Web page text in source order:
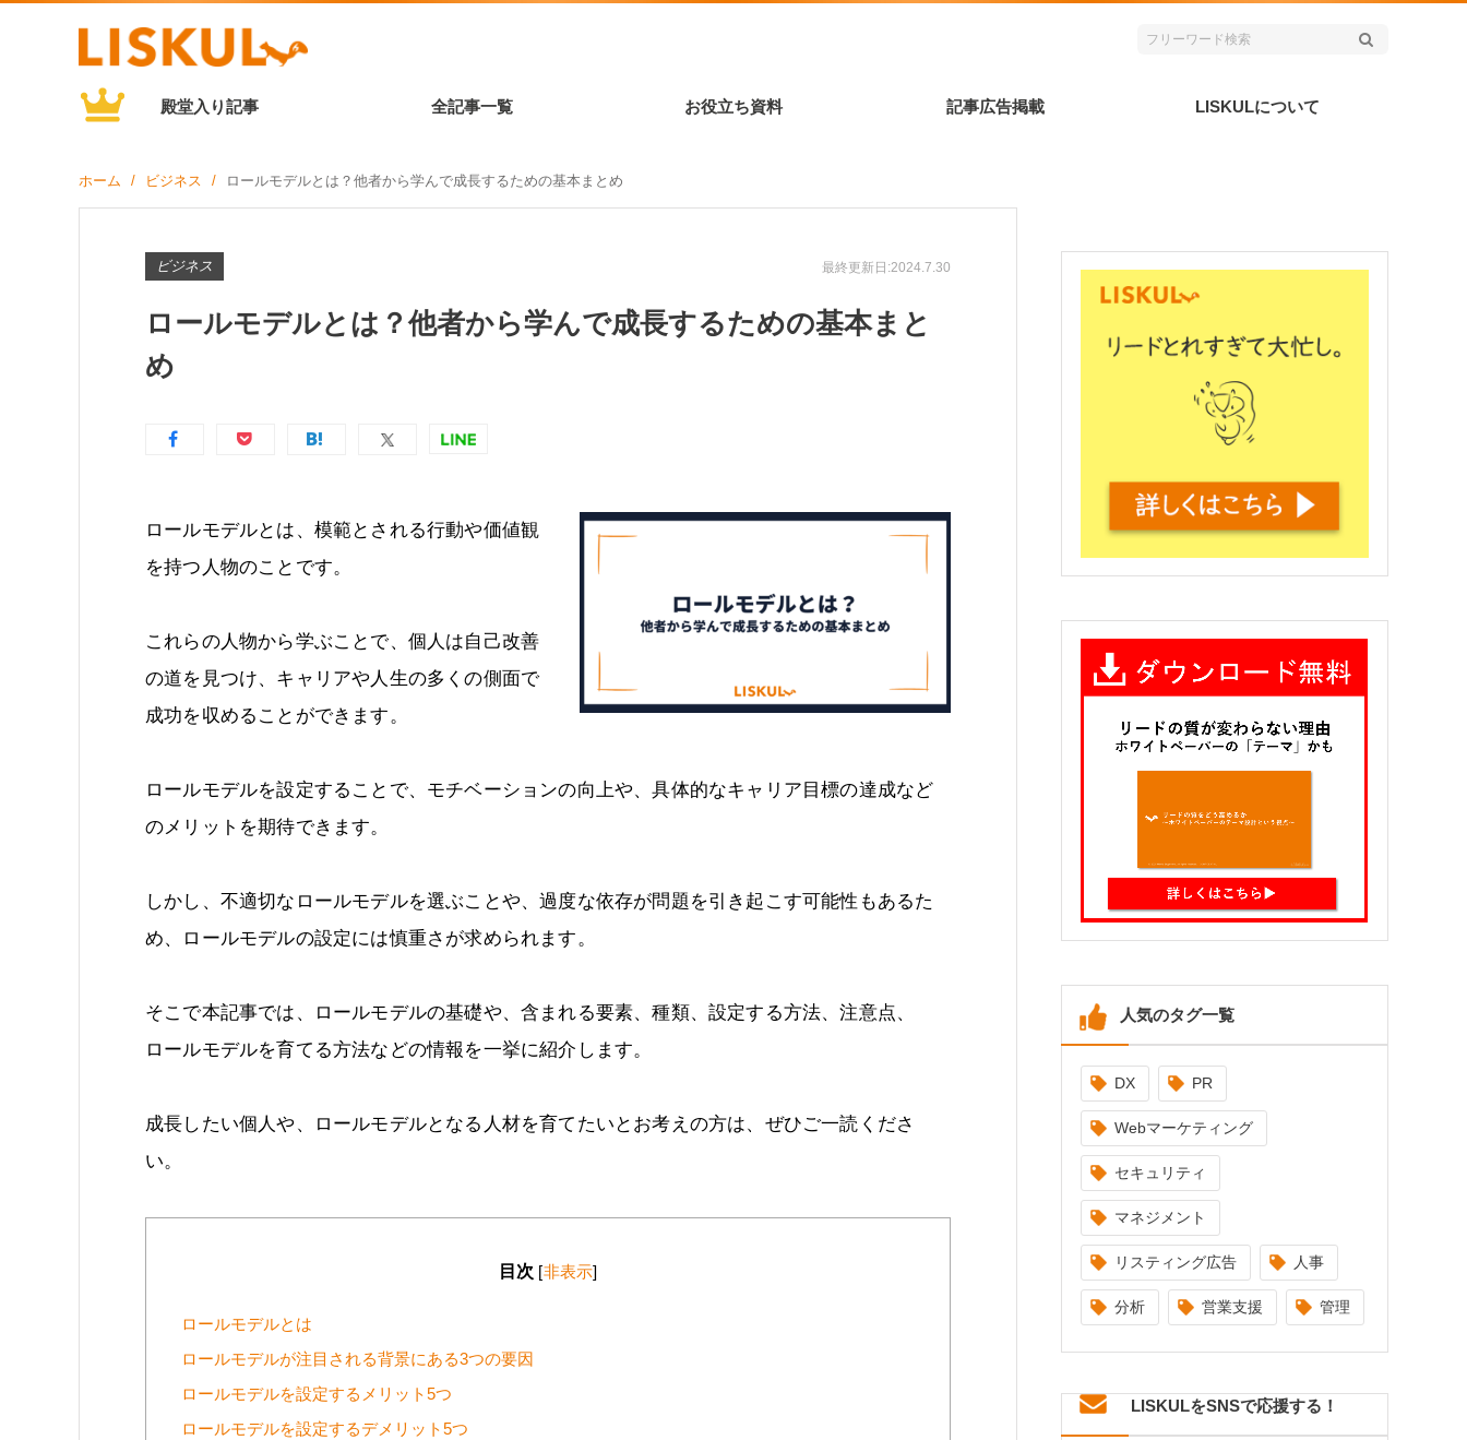
殿堂入り記事 全記事一覧 お役立ち資料 記事広告掲載 LISKULについて
ホーム ビジネス ロールモデルとは？他者から学んで成長するための基本まとめ
ビジネス 最終更新日:2024.7.30
ロールモデルとは？他者から学んで成長するための基本まと
め
ロールモデルとは、模範とされる行動や価値観
を持つ人物のことです。
これらの人物から学ぶことで、個人は自己改善
の道を見つけ、キャリアや人生の多くの側面で
成功を収めることができます。
ロールモデルを設定することで、モチベーションの向上や、具体的なキャリア目標の達成など
のメリットを期待できます。
しかし、不適切なロールモデルを選ぶことや、過度な依存が問題を引き起こす可能性もあるた
め、ロールモデルの設定には慎重さが求められます。
そこで本記事では、ロールモデルの基礎や、含まれる要素、種類、設定する方法、注意点、
ロールモデルを育てる方法などの情報を一挙に紹介します。
成長したい個人や、ロールモデルとなる人材を育てたいとお考えの方は、ぜひご一読くださ
い。
目次 [非表示]
ロールモデルとは
ロールモデルが注目される背景にある3つの要因
ロールモデルを設定するメリット5つ
ロールモデルを設定するデメリット5つ
人気のタグ一覧
DX PR
Webマーケティング
セキュリティ
マネジメント
リスティング広告 人事
分析 営業支援 管理
LISKULをSNSで応援する！